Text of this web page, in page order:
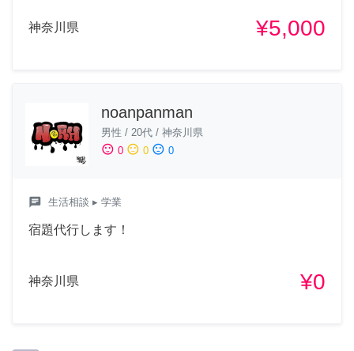
神奈川県 ¥5,000
noanpanman
男性 / 20代 / 神奈川県
sentiment_satisfied 0 sentiment_neutral 0 sentiment_dissatisfied 0
chat 生活相談 ▸ 学業
宿題代行します！
神奈川県 ¥0